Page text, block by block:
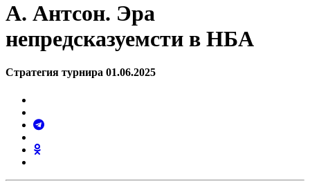
А. Антсон. Эра
непредсказуемсти в НБА
Стратегия турнира 01.06.2025